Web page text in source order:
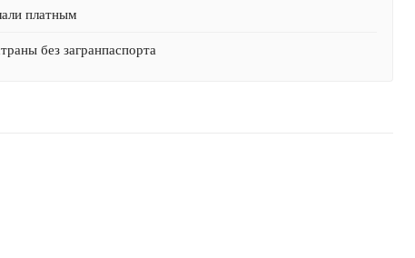
платным
без загранпаспорта